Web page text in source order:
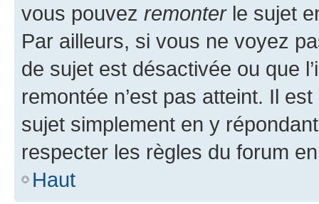
vous pouvez remonterle sujet
Par ailleurs, si vous ne voyez
de sujet est désactivée ou que
remontée n’est pas atteint. Il
sujet simplement en y
respecter les règles du forum
Haut